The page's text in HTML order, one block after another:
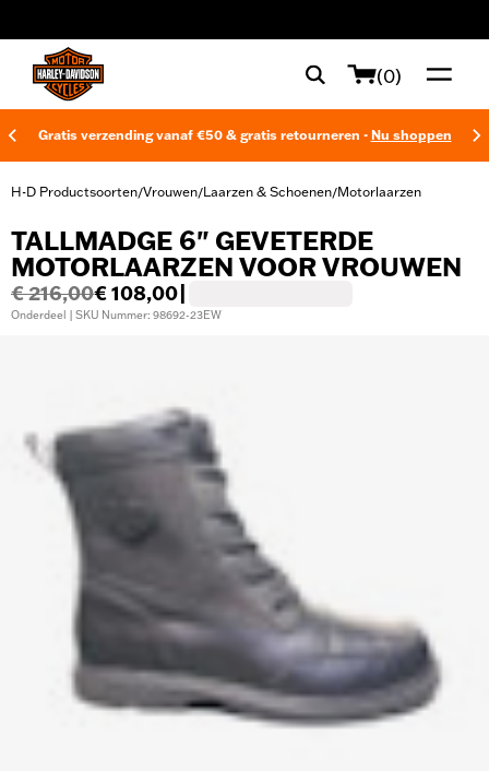
(0)
Gratis verzending vanaf €50 & gratis retourneren - Nu shoppen
H-D Productsoorten/Vrouwen/Laarzen & Schoenen/Motorlaarzen
TALLMADGE 6" GEVETERDE
MOTORLAARZEN VOOR VROUWEN
€ 216,00€ 108,00
Onderdeel | SKU Nummer: 98692-23EW